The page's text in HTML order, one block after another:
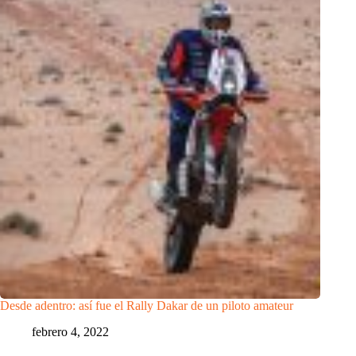
Desde adentro: así fue el Rally Dakar de un piloto amateur
febrero 4, 2022